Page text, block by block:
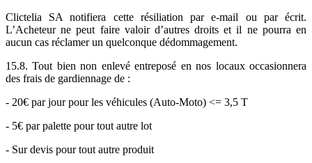
Clictelia SA notifiera cette résiliation par e-mail ou par écrit.
L’Acheteur ne peut faire valoir d’autres droits et il ne pourra en
aucun cas réclamer un quelconque dédommagement.
15.8. Tout bien non enlevé entreposé en nos locaux occasionnera
des frais de gardiennage de :
- 20€ par jour pour les véhicules (Auto-Moto) <= 3,5 T
- 5€ par palette pour tout autre lot
- Sur devis pour tout autre produit